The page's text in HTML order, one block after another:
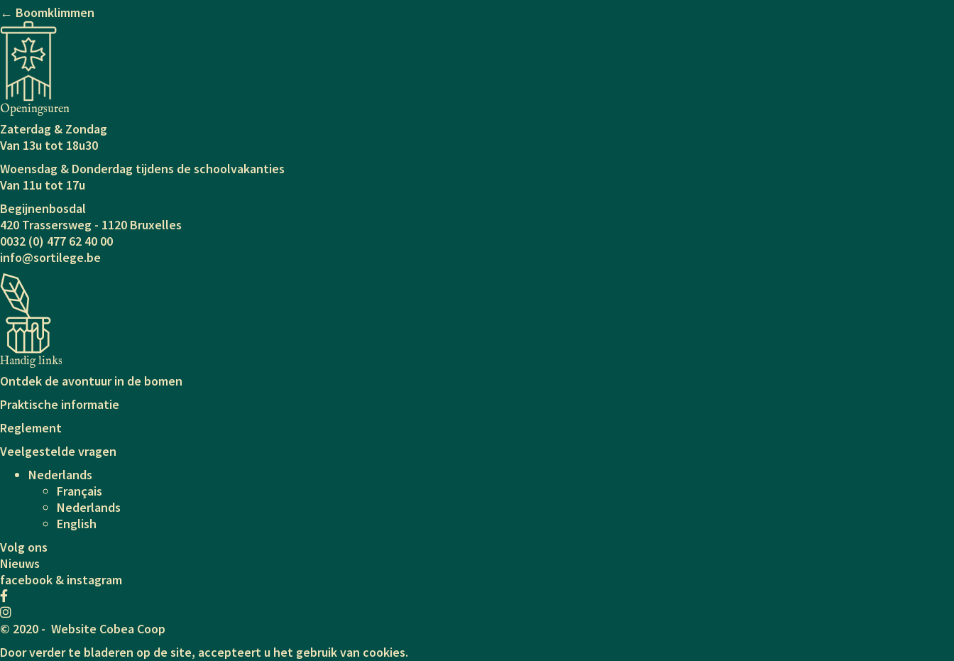
Posts
navigation
← Boomklimmen
Openingsuren
Zaterdag & Zondag
Van 13u tot 18u30
Woensdag & Donderdag tijdens de schoolvakanties
Van 11u tot 17u
Begijnenbosdal
420 Trassersweg - 1120 Bruxelles
0032 (0) 477 62 40 00
info@sortilege.be
Handig links
Ontdek de avontuur in de bomen
Praktische informatie
Reglement
Veelgestelde vragen
Nederlands
Français
Nederlands
English
Volg ons
Nieuws
facebook & instagram
© 2020 - Website Cobea Coop
Door verder te bladeren op de site, accepteert u het gebruik van cookies.